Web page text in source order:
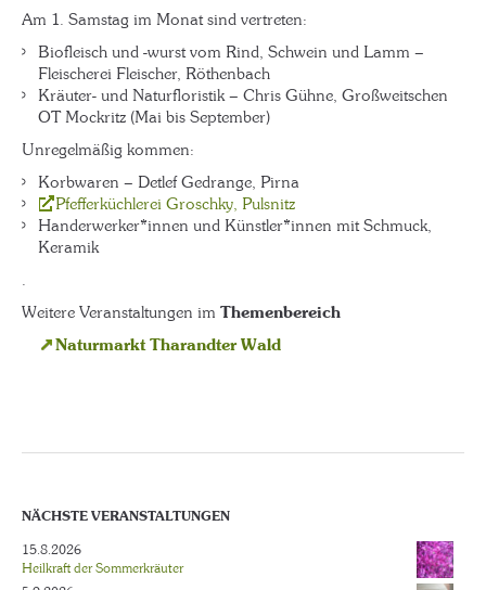
Am 1. Samstag im Monat sind vertreten:
Biofleisch und -wurst vom Rind, Schwein und Lamm –
Fleischerei Fleischer, Röthenbach
Kräuter- und Naturfloristik – Chris Gühne, Großweitschen
OT Mockritz (Mai bis September)
Unregelmäßig kommen:
Korbwaren – Detlef Gedrange, Pirna
Pfefferküchlerei Groschky, Pulsnitz
Handerwerker*innen und Künstler*innen mit Schmuck,
Keramik
.
Weitere Veranstaltungen im Themenbereich
Naturmarkt Tharandter Wald
NÄCHSTE VERANSTALTUNGEN
15.8.2026
Heilkraft der Sommerkräuter